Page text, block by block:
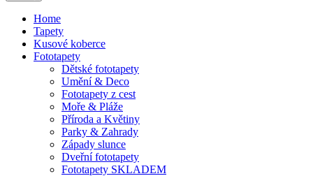
Home
Tapety
Kusové koberce
Fototapety
Dětské fototapety
Umění & Deco
Fototapety z cest
Moře & Pláže
Příroda a Květiny
Parky & Zahrady
Západy slunce
Dveřní fototapety
Fototapety SKLADEM